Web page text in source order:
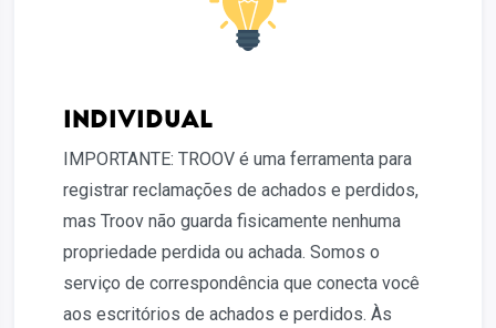
INDIVIDUAL
IMPORTANTE: TROOV é uma ferramenta para
registrar reclamações de achados e perdidos,
mas Troov não guarda fisicamente nenhuma
propriedade perdida ou achada. Somos o
serviço de correspondência que conecta você
aos escritórios de achados e perdidos. Às